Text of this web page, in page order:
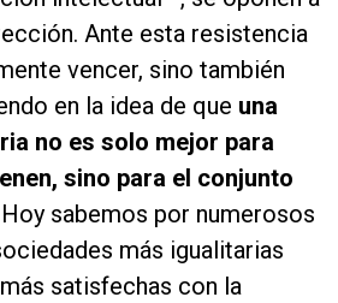
Ante esta resistencia
vencer, sino también
en la idea de que una
no es solo mejor para
sino para el conjunto
sabemos por numerosos
más igualitarias
satisfechas con la